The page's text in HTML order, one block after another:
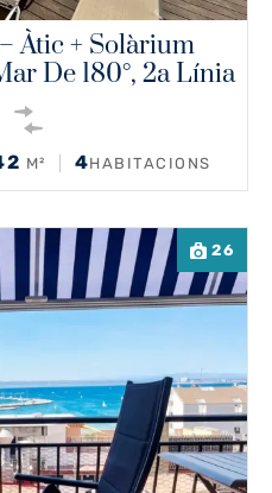
Àtic + Solàrium
De 180°, 2a Línia
M² 4HABITACIONS
26